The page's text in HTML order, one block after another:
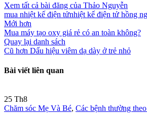
Xem tất cả bài đăng của Thảo Nguyễn
mua nhiệt kế điện tửnhiệt kế điện tử hồng
Mới hơn
Mua máy tạo oxy giá rẻ có an toàn không?
Quay lại danh sách
Cũ hơn Dấu hiệu viêm dạ dày ở trẻ nhỏ
Bài viết liên quan
25 Th8
Chăm sóc Mẹ Và Bé, Các bệnh thường